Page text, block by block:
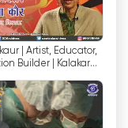
องคนรุ่นใหม่ที่
รส่งเสริมศิลปะ
รับการนำเสนอ
มและร่วมสมัย
พยนตร์ ช่องนี้ได้
| Artist, Educator,
Builder | Kalakar